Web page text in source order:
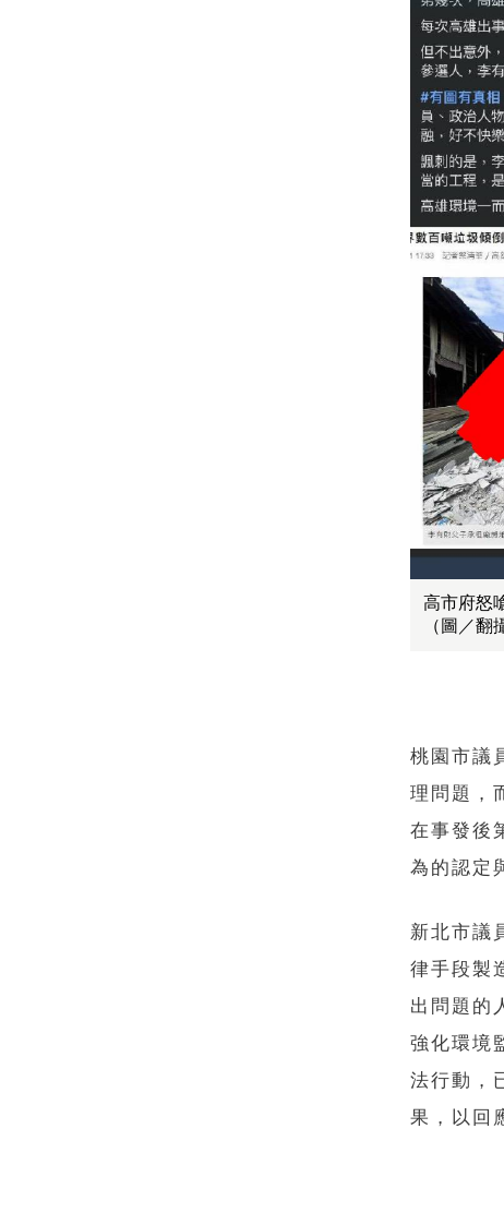
高市府怒
（圖／翻
桃園市議
理問題，
在事發後
為的認定
新北市議
律手段製
出問題的
強化環境
法行動，
果，以回